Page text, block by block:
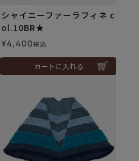
シャイニーファーラフィネ c
ol.10BR★
¥4,400税込
カートに入れる